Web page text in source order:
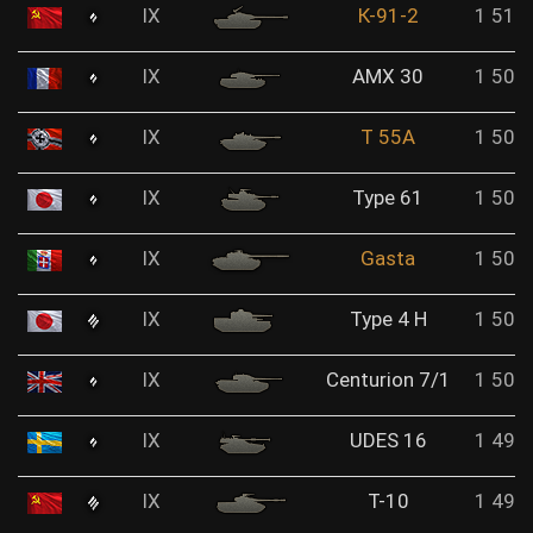
IX К-91-2 1
IX AMX 30 1
IX T 55A 1
IX Type 61 1
IX Gasta 1
IX Type 4 H 1
IX Centurion 7/1 1
IX UDES 16 1
IX Т-10 1